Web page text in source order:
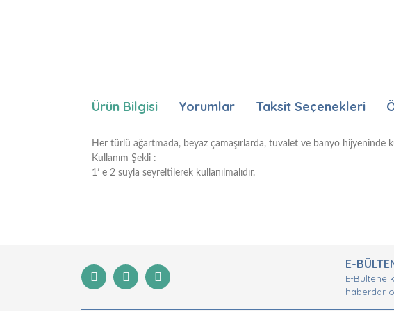
Ürün Bilgisi Yorumlar Taksit Seçenekleri
Her türlü ağartmada, beyaz çamaşırlarda, tuvalet ve banyo hijyeninde
Kullanım Şekli :
1’ e 2 suyla seyreltilerek kullanılmalıdır.
Ürün açıklamasında eksik bilgiler bulunuyor.
E-
E-Bültene
haberdar